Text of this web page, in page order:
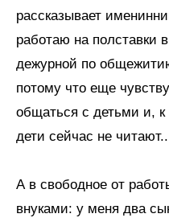
рассказывает
работаю на полставки
дежурной по
потому что еще
общаться с детьми и,
дети сейчас не
А в свободное от
внуками: у меня два